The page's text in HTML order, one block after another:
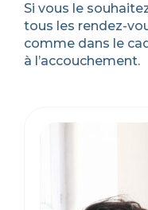
Si vous le
tous les rendez-
comme dans le
à l’accouchement.